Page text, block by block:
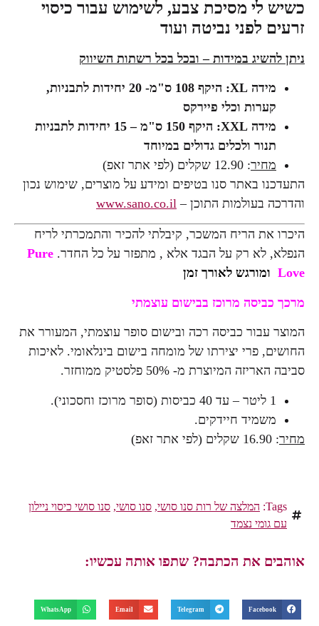
כשיש לי מסיכת צבע, לשימוש עבור כיסוי
זרעים לפני נביטה ועוד
ניתן להשיג במידות – ובכל בכל רשתות השיווק
מידה XL: היקף 108
ס"מ- 20 יחידות לתבניות,
קערות וכלי פיירקס
מידה XXL
: היקף 150 ס"מ – 15 יחידות לתבניות
תנור ולכלים גדולים במיוחד
מחיר: 12.90 שקלים (לפי אתר זאפ)
התעדכנו באתר סנו בטיפים ומידע על מוצרים, שימוש נכון
והדרכה בעולמות התוכן – www.sano.co.il
היכרו את הריח המשכר, קיבלתי להכיר והתמכרתי לריח
הנפלא, לא רק על הבגד אלא , מתפזר על כל החדר. Pure
Love ומורגש לאורך זמן
מרכך כביסה מרוכז בבישום עוצמתי
המוצר עבור כביסה רכה ובישום סופר עוצמתי, המעורר את
החושים, פרי יצירתו של מומחה בישום בינלאומי. לאיכות
סביבה האריזה המיוצרת מ- 50% פלסטיק ממוחזר.
1 ליטר – עד 40 כביסות (סופר מרוכז וחסכוני).
משמיד חיידקים.
מחיר: 16.90 שקלים (לפי אתר זאפ)
Tags: המלצה של רות סנו סושי, סנו סושי, סנו סושי כיסוי ניילון
עם גומי נצמד
אוהבים את הכתבה? שתפו אותה עכשיו:
Facebook
Telegram
Email
WhatsApp